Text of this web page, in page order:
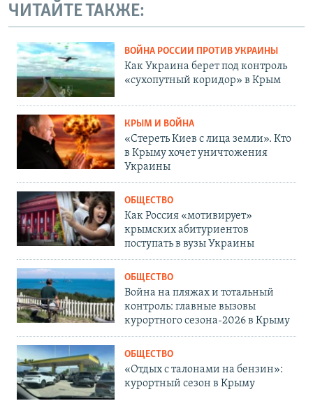
ЧИТАЙТЕ ТАКЖЕ:
ВОЙНА РОССИИ ПРОТИВ УКРАИНЫ
Как Украина берет под контроль
«сухопутный коридор» в Крым
КРЫМ И ВОЙНА
«Стереть Киев с лица земли». Кто
в Крыму хочет уничтожения
Украины
ОБЩЕСТВО
Как Россия «мотивирует»
крымских абитуриентов
поступать в вузы Украины
ОБЩЕСТВО
Война на пляжах и тотальный
контроль: главные вызовы
курортного сезона-2026 в Крыму
ОБЩЕСТВО
«Отдых с талонами на бензин»:
курортный сезон в Крыму